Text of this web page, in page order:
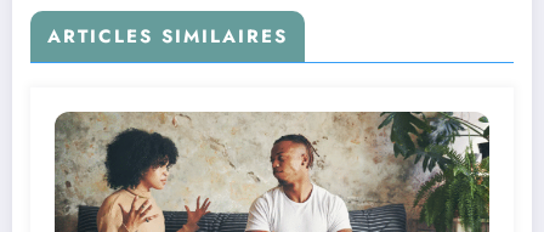
ARTICLES SIMILAIRES